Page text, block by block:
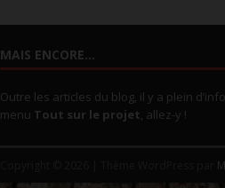
MAIS ENCORE…
Outre les articles du blog, il y a plein
menu Tout sur le projet, allez-y !